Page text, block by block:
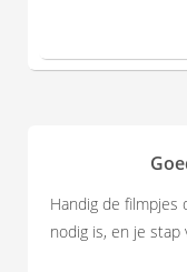
Handig de filmpjes
nodig is, en je